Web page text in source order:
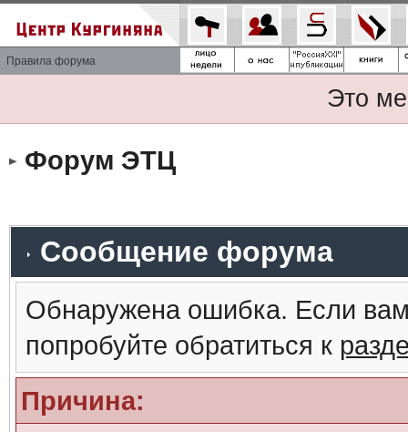
Правила форума
Это
Форум ЭТЦ
Сообщение форума
Обнаружена ошибка. Если
попробуйте обратиться к
Причина: